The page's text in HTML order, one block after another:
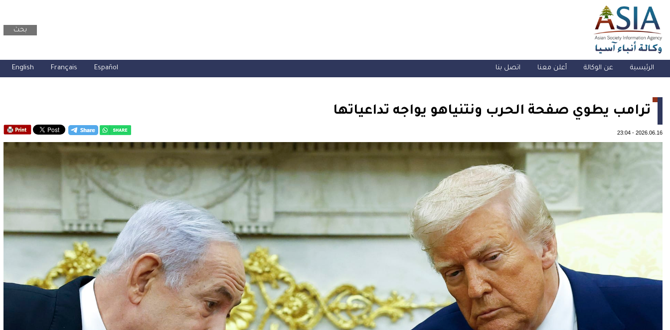
بحث
الرئيسية عن الوكالة أعلن معنا اتصل بنا English Français Español
ترامب يطوي صفحة الحرب ونتنياهو يواجه تداعياتها
2026.06.16
-
23:04